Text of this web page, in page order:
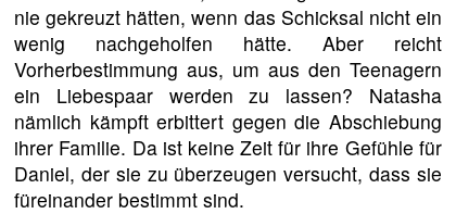
nie gekreuzt hätten, wenn das Schicksal nicht ein
wenig nachgeholfen hätte. Aber reicht
Vorherbestimmung aus, um aus den Teenagern
ein Liebespaar werden zu lassen? Natasha
nämlich kämpft erbittert gegen die Abschiebung
ihrer Familie. Da ist keine Zeit für ihre Gefühle für
Daniel, der sie zu überzeugen versucht, dass sie
füreinander bestimmt sind.